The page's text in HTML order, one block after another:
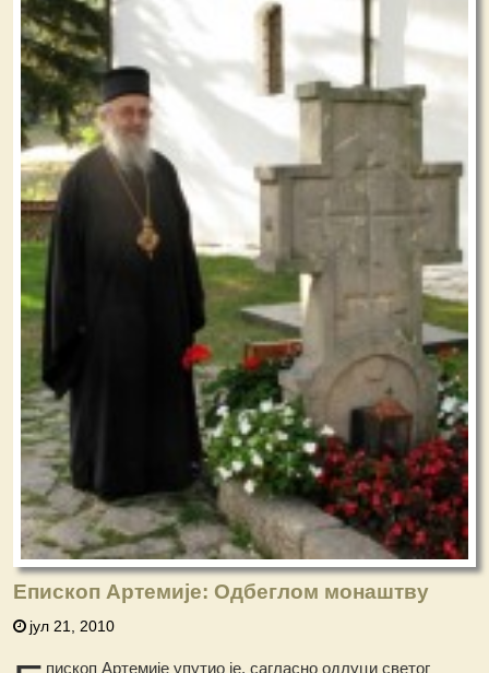
Епископ Артемије: Одбеглом монаштву
јул 21, 2010
пископ Артемије упутио је, сагласно одлуци светог